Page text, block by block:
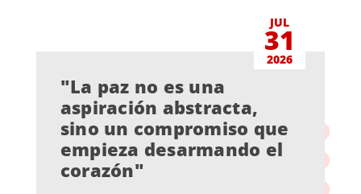
JUL
31
2026
"La paz no es una
aspiración abstracta,
sino un compromiso que
empieza desarmando el
corazón"